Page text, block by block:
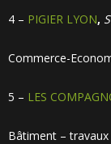
4 – PIGIER LYON,
Commerce-
5 – LES
Bâtiment – travaux